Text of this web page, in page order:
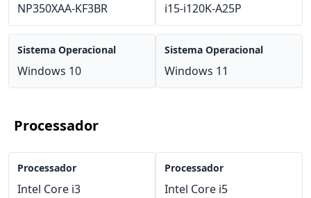
NP350XAA-KF3BR
Sistema Operacional
Windows 10
i15-i120K-A25P
Sistema Operacional
Windows 11
Processador
Processador
Intel Core i3
Processador
Intel Core i5